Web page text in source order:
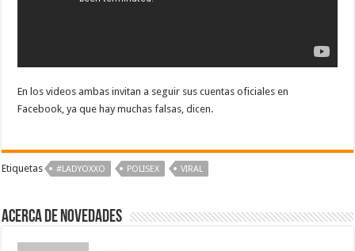
En los videos ambas invitan a seguir sus cuentas oficiales en
Facebook, ya que hay muchas falsas, dicen.
Etiquetas #LADYOXXO POLISEX VIRAL
Acerca de NOVEDADES